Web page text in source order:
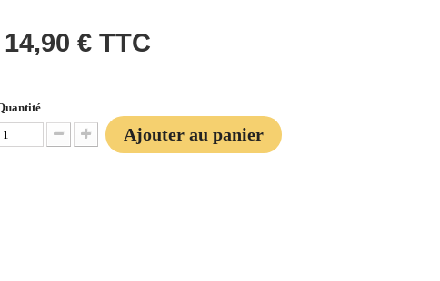
14,90 € TTC
Diminuer la quantité
Augmenter la quantité
Ajouter au panier